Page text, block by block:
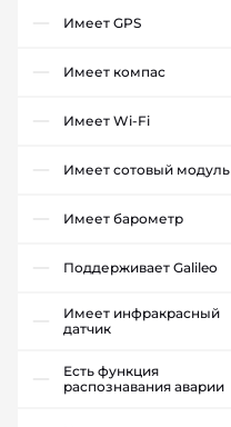
Имеет GPS
Имеет компас
Имеет Wi-Fi
Имеет сотовый модуль
Имеет барометр
Поддерживает Galileo
Имеет инфракрасный
датчик
Есть функция
распознавания аварии